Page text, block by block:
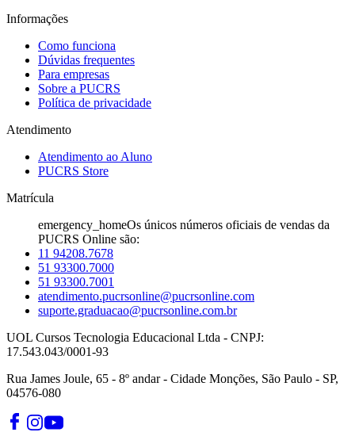
Informações
Como funciona
Dúvidas frequentes
Para empresas
Sobre a PUCRS
Política de privacidade
Atendimento
Atendimento ao Aluno
PUCRS Store
Matrícula
emergency_homeOs únicos números oficiais de vendas da
PUCRS Online são:
11 94208.7678
51 93300.7000
51 93300.7001
atendimento.pucrsonline@pucrsonline.com
suporte.graduacao@pucrsonline.com.br
UOL Cursos Tecnologia Educacional Ltda - CNPJ:
17.543.043/0001-93
Rua James Joule, 65 - 8º andar - Cidade Monções, São Paulo - SP,
04576-080